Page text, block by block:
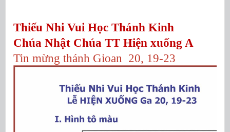
Thiếu Nhi Vui Học Thánh Kinh
Chúa Nhật Chúa TT Hiện xuống A
Tin mừng thánh Gioan 20, 19-23